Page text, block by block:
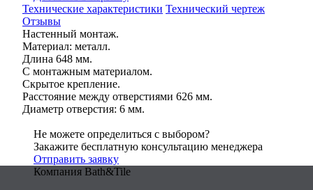
Технические характеристики Технический чертеж
Отзывы
Настенный монтаж.
Материал: металл.
Длина 648 мм.
С монтажным материалом.
Скрытое крепление.
Расстояние между отверстиями 626 мм.
Диаметр отверстия: 6 мм.
Не можете определиться с выбором?
Закажите бесплатную консультацию менеджера
Отправить заявку
Компания Bath&Tile